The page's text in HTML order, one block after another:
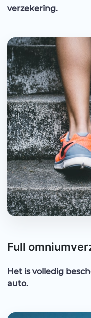
verzekering.
Full
Het is volledig
auto.